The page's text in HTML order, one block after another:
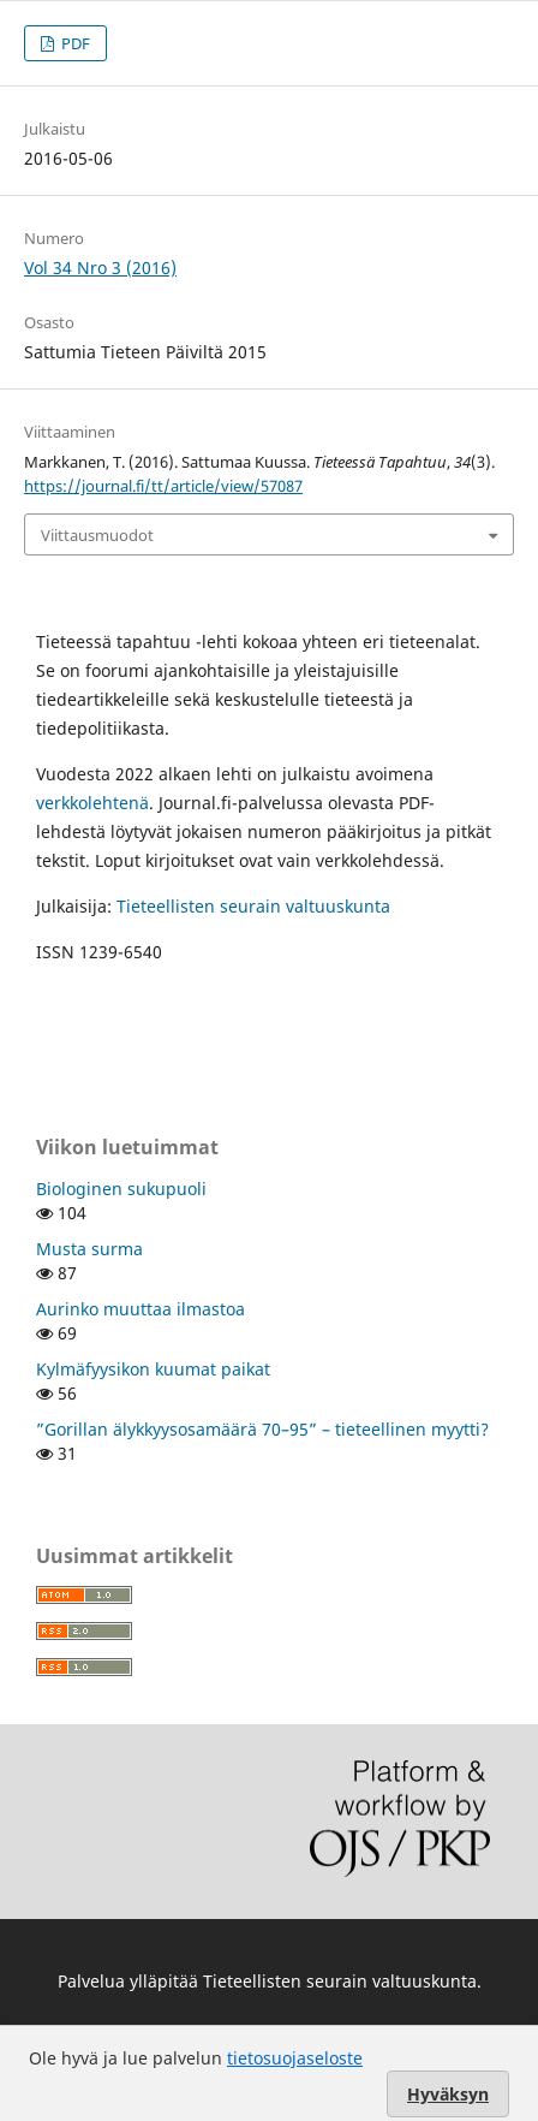
PDF
Julkaistu
2016-05-06
Numero
Vol 34 Nro 3 (2016)
Osasto
Sattumia Tieteen Päiviltä 2015
Viittaaminen
Markkanen, T. (2016). Sattumaa Kuussa. Tieteessä Tapahtuu,34(3).
https://journal.fi/tt/article/view/57087
Viittausmuodot
Tieteessä tapahtuu -lehti kokoaa yhteen eri tieteenalat.
Se on foorumi ajankohtaisille ja yleistajuisille
tiedeartikkeleille sekä keskustelulle tieteestä ja
tiedepolitiikasta.
Vuodesta 2022 alkaen lehti on julkaistu avoimena
verkkolehtenä. Journal.fi-palvelussa olevasta PDF-
lehdestä löytyvät jokaisen numeron pääkirjoitus ja pitkät
tekstit. Loput kirjoitukset ovat vain verkkolehdessä.
Julkaisija: Tieteellisten seurain valtuuskunta
ISSN 1239-6540
Viikon luetuimmat
Biologinen sukupuoli
104
Musta surma
87
Aurinko muuttaa ilmastoa
69
Kylmäfyysikon kuumat paikat
56
”Gorillan älykkyysosamäärä 70–95” – tieteellinen myytti?
31
Uusimmat artikkelit
Ole hyvä ja lue palvelun tietosuojaseloste
Hyväksyn
Palvelua ylläpitää Tieteellisten seurain valtuuskunta.